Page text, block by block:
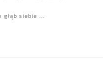
siebie …